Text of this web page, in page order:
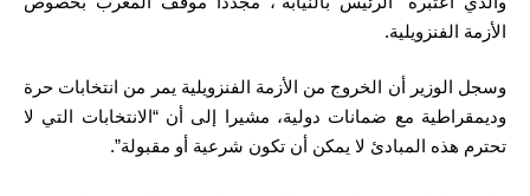
الأزمة الفنزويلية.
وسجل الوزير أن الخروج من الأزمة الفنزويلية يمر من انتخابات حرة
وديمقراطية مع ضمانات دولية، مشيرا إلى أن “الانتخابات التي لا
تحترم هذه المبادئ لا يمكن أن تكون شرعية أو مقبولة”.